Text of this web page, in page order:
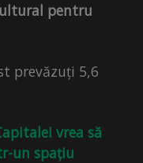
pentru
prevăzuți 5,6
vrea să
un spațiu